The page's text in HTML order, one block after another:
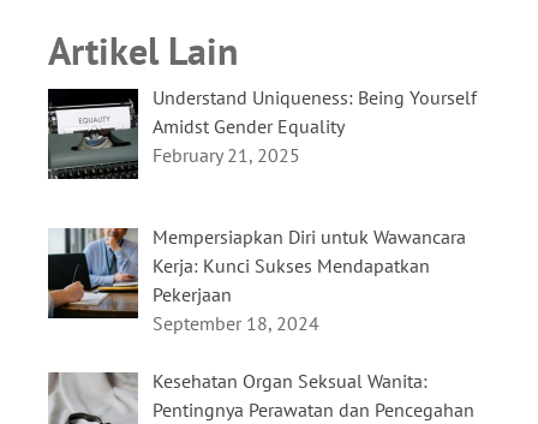
Artikel Lain
Understand Uniqueness: Being Yourself
Amidst Gender Equality
February 21, 2025
Mempersiapkan Diri untuk Wawancara
Kerja: Kunci Sukses Mendapatkan
Pekerjaan
September 18, 2024
Kesehatan Organ Seksual Wanita:
Pentingnya Perawatan dan Pencegahan